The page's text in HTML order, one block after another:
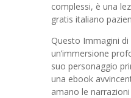
complessi, è una
gratis italiano
Questo Immagini
un’immersione
suo personaggio
una ebook
amano le